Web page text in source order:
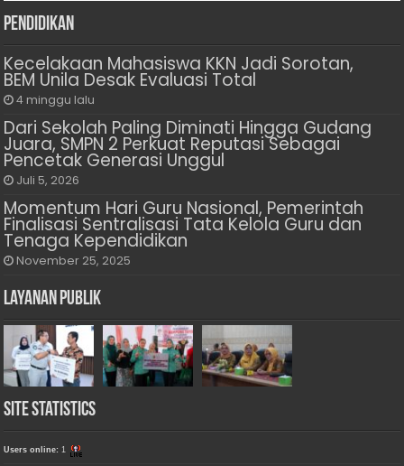
Pendidikan
Kecelakaan Mahasiswa KKN Jadi Sorotan,
BEM Unila Desak Evaluasi Total
4 minggu lalu
Dari Sekolah Paling Diminati Hingga Gudang
Juara, SMPN 2 Perkuat Reputasi Sebagai
Pencetak Generasi Unggul
Juli 5, 2026
Momentum Hari Guru Nasional, Pemerintah
Finalisasi Sentralisasi Tata Kelola Guru dan
Tenaga Kependidikan
November 25, 2025
Layanan Publik
Site Statistics
Users online:1